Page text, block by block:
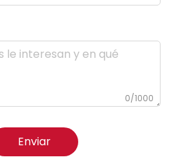
0/1000
Enviar